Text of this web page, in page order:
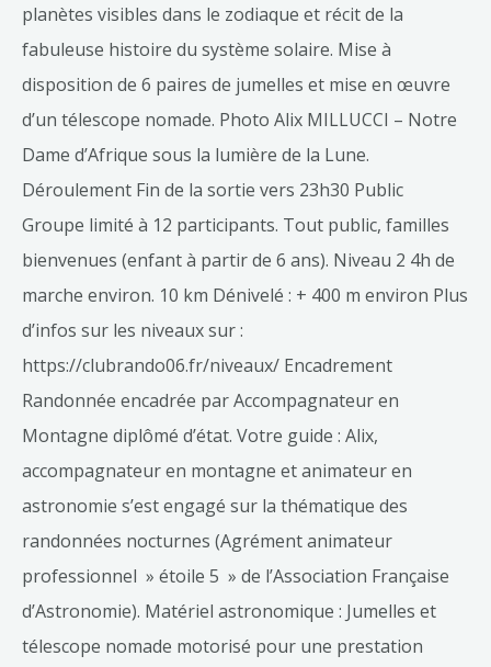
planètes visibles dans le zodiaque et récit de la
fabuleuse histoire du système solaire. Mise à
disposition de 6 paires de jumelles et mise en œuvre
d’un télescope nomade. Photo Alix MILLUCCI – Notre
Dame d’Afrique sous la lumière de la Lune.
Déroulement Fin de la sortie vers 23h30 Public
Groupe limité à 12 participants. Tout public, familles
bienvenues (enfant à partir de 6 ans). Niveau 2 4h de
marche environ. 10 km Dénivelé : + 400 m environ Plus
d’infos sur les niveaux sur :
https://clubrando06.fr/niveaux/ Encadrement
Randonnée encadrée par Accompagnateur en
Montagne diplômé d’état. Votre guide : Alix,
accompagnateur en montagne et animateur en
astronomie s’est engagé sur la thématique des
randonnées nocturnes (Agrément animateur
professionnel » étoile 5 » de l’Association Française
d’Astronomie). Matériel astronomique : Jumelles et
télescope nomade motorisé pour une prestation